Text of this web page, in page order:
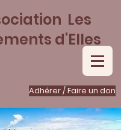
Adhérer / Faire un don
Les
d'Elles